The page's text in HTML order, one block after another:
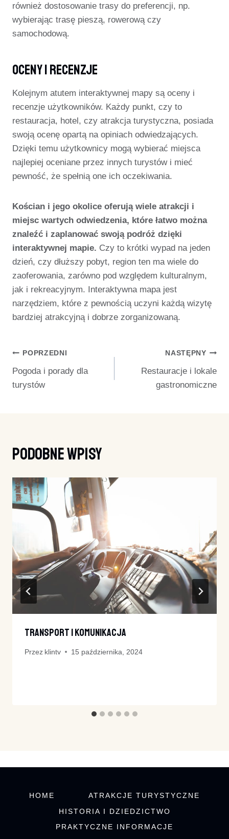
również dostosowanie trasy do preferencji, np.
wybierając trasę pieszą, rowerową czy
samochodową.
Oceny I Recenzje
Kolejnym atutem interaktywnej mapy są oceny i
recenzje użytkowników. Każdy punkt, czy to
restauracja, hotel, czy atrakcja turystyczna, posiada
swoją ocenę opartą na opiniach odwiedzających.
Dzięki temu użytkownicy mogą wybierać miejsca
najlepiej oceniane przez innych turystów i mieć
pewność, że spełnią one ich oczekiwania.
Kościan i jego okolice oferują wiele atrakcji i
miejsc wartych odwiedzenia, które łatwo można
znaleźć i zaplanować swoją podróż dzięki
interaktywnej mapie. Czy to krótki wypad na jeden
dzień, czy dłuższy pobyt, region ten ma wiele do
zaoferowania, zarówno pod względem kulturalnym,
jak i rekreacyjnym. Interaktywna mapa jest
narzędziem, które z pewnością uczyni każdą wizytę
bardziej atrakcyjną i dobrze zorganizowaną.
Nawigacja
Wpisu
POPRZEDNI
Pogoda i porady dla
turystów
NASTĘPNY
Restauracje i lokale
gastronomiczne
Podobne Wpisy
Transport I Komunikacja
Przez klintv 15 października, 2024
HOME
ATRAKCJE TURYSTYCZNE
HISTORIA I DZIEDZICTWO
PRAKTYCZNE INFORMACJE